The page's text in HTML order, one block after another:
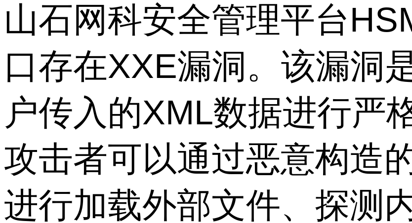
山石网科安全管理平台
口存在XXE漏洞。该漏洞
户传入的XML数据进行严
攻击者可以通过恶意构造
进行加载外部文件、探测